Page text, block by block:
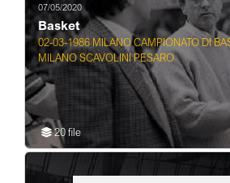
07/05/2020
Basket
02-03-1986 MILANO CAMPIONATO DI
MILANO SCAVOLINI PESARO
20 file